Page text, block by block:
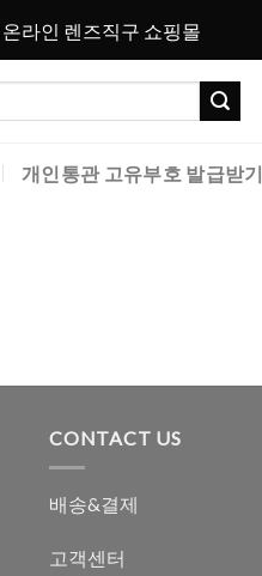
라인 렌즈직구 쇼핑몰
개인통관 고유부호 발급받기
CONTACT US
배송&결제
고객센터